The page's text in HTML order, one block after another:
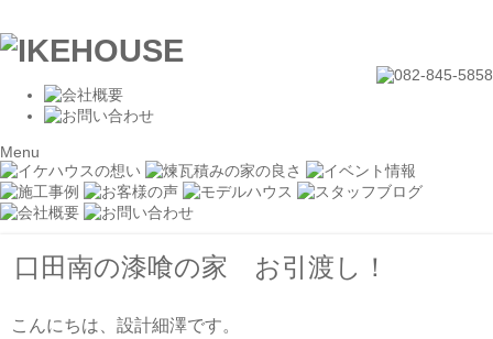
Menu
口田南の漆喰の家 お引渡し！
こんにちは、設計細澤です。